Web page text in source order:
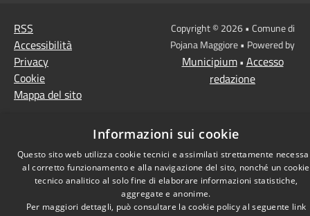
RSS
Accessibilità
Privacy
Cookie
Mappa del sito
Copyright © 2026 • Comune di
Pojana Maggiore • Powered by
Municipium• Accesso
redazione
Informazioni sui cookie
Questo sito web utilizza cookie tecnici e assimilati strettamente
al corretto funzionamento e alla navigazione del sito, nonché un cookie
tecnico analitico al solo fine di elaborare informazioni statistiche,
aggregate e anonime.
Per maggiori dettagli, può consultare la cookie policy al seguente link